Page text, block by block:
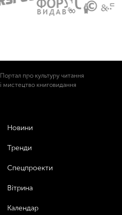
Портал про культуру читання
і мистецтво книговидання
Новини
Тренди
Спецпроекти
Вітрина
Календар